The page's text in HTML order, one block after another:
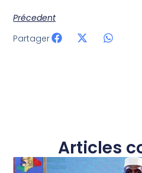
Précedent
Partager
Articles